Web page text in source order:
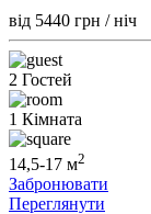
від 5440 грн / ніч
2 Гостей
1 Кімната
14,5-17 м2
Забронювати
Переглянути